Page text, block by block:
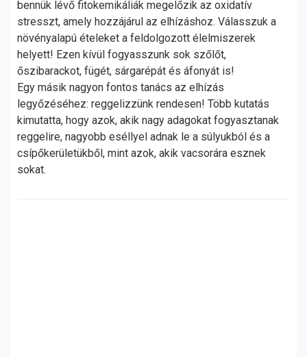
bennük lévő fitokemikáliák megelőzik az oxidatív
stresszt, amely hozzájárul az elhízáshoz. Válasszuk a
növényalapú ételeket a feldolgozott élelmiszerek
helyett! Ezen kívül fogyasszunk sok szőlőt,
őszibarackot, fügét, sárgarépát és áfonyát is!
Egy másik nagyon fontos tanács az elhízás
legyőzéséhez: reggelizzünk rendesen! Több kutatás
kimutatta, hogy azok, akik nagy adagokat fogyasztanak
reggelire, nagyobb eséllyel adnak le a súlyukból és a
csípőkerületükből, mint azok, akik vacsorára esznek
sokat.